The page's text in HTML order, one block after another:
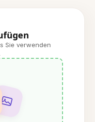
Sie verwenden